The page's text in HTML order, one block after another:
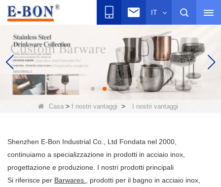
IT
Casa > I nostri vantaggi > I nostri vantaggi
Shenzhen E-Bon Industrial Co., Ltd Fondata nel 2000,
continuiamo a specializzazione in prodotti in acciaio inox,
progettazione e produzione. I nostri prodotti principali
Si riferisce per Barwares.
, prodotti per il bagno in acciaio inox,